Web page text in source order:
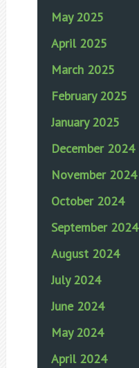
May 2025
April 2025
March 2025
February 2025
January 2025
December 2024
November 2024
October 2024
September 2024
August 2024
July 2024
June 2024
May 2024
April 2024